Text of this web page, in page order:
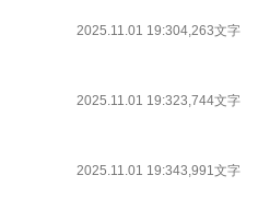
2025.11.01 19:304,263文字
2025.11.01 19:323,744文字
2025.11.01 19:343,991文字